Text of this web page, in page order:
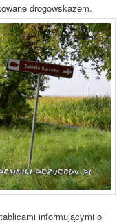
drogowskazem.
informującymi o